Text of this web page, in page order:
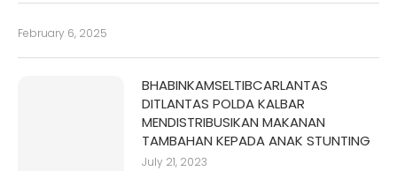
February 6, 2025
BHABINKAMSELTIBCARLANTAS
DITLANTAS POLDA KALBAR
MENDISTRIBUSIKAN MAKANAN
TAMBAHAN KEPADA ANAK STUNTING
July 21, 2023